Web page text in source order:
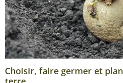
Choisir, faire germer et